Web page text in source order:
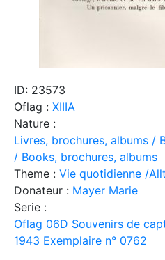
ID: 23573
Oflag : XIIIA
Nature :
Livres, brochures, albums /
/ Books, brochures, albums
Theme : Vie quotidienne /
Donateur : Mayer Marie
Serie :
Oflag 06D Souvenirs de
1943 Exemplaire n° 0762